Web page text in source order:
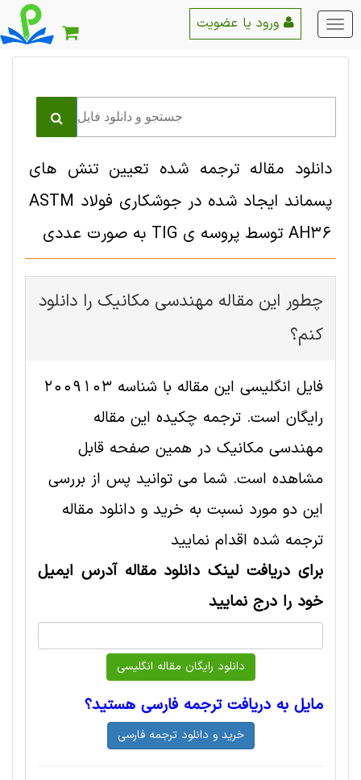
منو
اصلی
دانلود مقاله ترجمه شده تعیین تنش های
پسماند ایجاد شده در جوشکاری فولاد ASTM
AH36 توسط پروسه ی TIG به صورت عددی
چطور این مقاله مهندسی مکانیک را دانلود
کنم؟
فایل انگلیسی این مقاله با شناسه 2009103
رایگان است. ترجمه چکیده این مقاله
مهندسی مکانیک در همین صفحه قابل
مشاهده است. شما می توانید پس از بررسی
این دو مورد نسبت به خرید و دانلود مقاله
ترجمه شده اقدام نمایید
برای دریافت لینک دانلود مقاله آدرس ایمیل
خود را درج نمایید
مایل به دریافت ترجمه فارسی هستید؟